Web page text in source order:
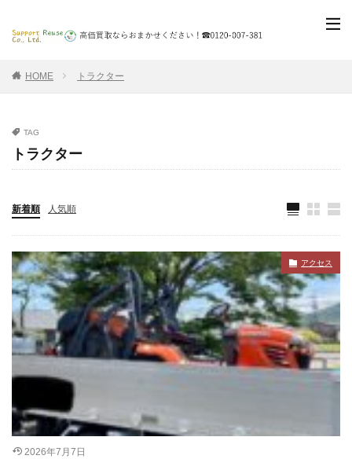
HOME トラクター
TAG
トラクター
新着順 人気順
アクセス
2026年7月7日